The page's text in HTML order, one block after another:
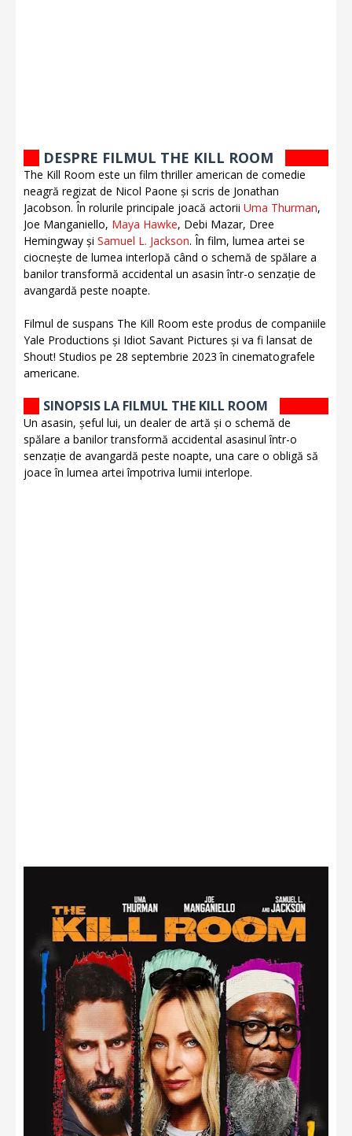
DESPRE FILMUL THE KILL ROOM
The Kill Room este un film thriller american de comedie
neagră regizat de Nicol Paone și scris de Jonathan
Jacobson. În rolurile principale joacă actorii Uma Thurman,
Joe Manganiello, Maya Hawke, Debi Mazar, Dree
Hemingway și Samuel L. Jackson. În film, lumea artei se
ciocnește de lumea interlopă când o schemă de spălare a
banilor transformă accidental un asasin într-o senzație de
avangardă peste noapte.
Filmul de suspans The Kill Room este produs de companiile
Yale Productions și Idiot Savant Pictures și va fi lansat de
Shout! Studios pe 28 septembrie 2023 în cinematografele
americane.
SINOPSIS LA FILMUL THE KILL ROOM
Un asasin, șeful lui, un dealer de artă și o schemă de
spălare a banilor transformă accidental asasinul într-o
senzație de avangardă peste noapte, una care o obligă să
joace în lumea artei împotriva lumii interlope.